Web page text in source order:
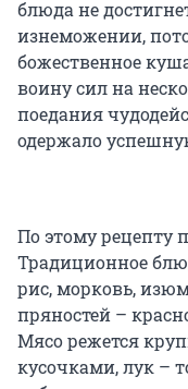
блюда не
изнеможении,
божественное
воину сил на
поедания
одержало
По этому рецепту
Традиционное
рис, морковь,
пряностей –
Мясо режется
кусочками, лук –